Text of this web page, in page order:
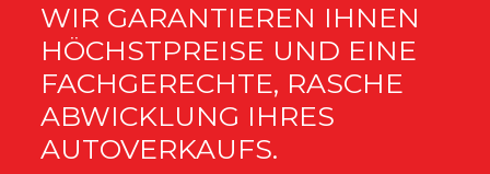
WIR GARANTIEREN IHNEN
HÖCHSTPREISE UND EINE
FACHGERECHTE, RASCHE
ABWICKLUNG IHRES
AUTOVERKAUFS.